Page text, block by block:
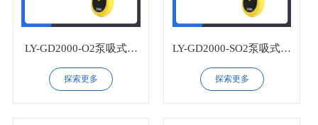
LY-GD2000-O2泵吸式氧
气检测仪
探索更多
LY-GD2000-SO2泵吸式二
氧化硫检测仪
探索更多